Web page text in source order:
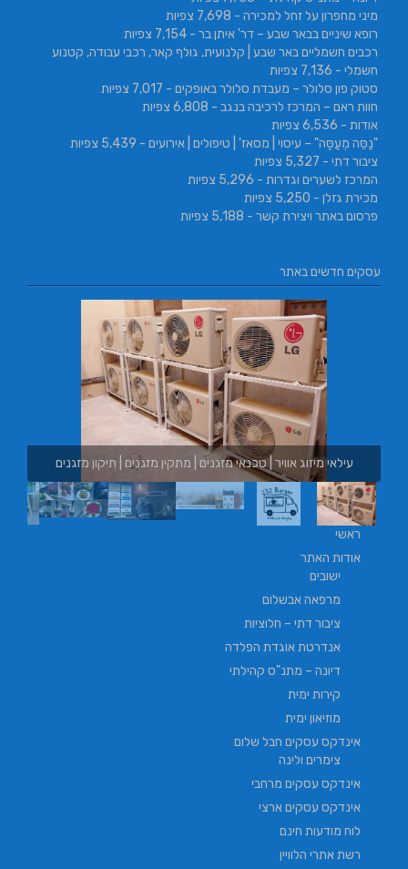
מיני מחפרון על זחל למכירה - 7,698 צפיות
רופא שיניים בבאר שבע – דר' איתן בר - 7,154 צפיות
רכבים חשמליים באר שבע | קלנועית, גולף קאר, רכבי עבודה, קטנוע
חשמלי - 7,136 צפיות
סטוק פון סלולר – מעבדת סלולר באופקים - 7,017 צפיות
חוות ראם – המרכז לרכיבה בנגב - 6,808 צפיות
אודות - 6,536 צפיות
"נַסֵּה מְעַסֶּה" – עיסוי | מסאז' | טיפולים | אירועים - 5,439 צפיות
ציבור דתי - 5,327 צפיות
המרכז לשערים וגדרות - 5,296 צפיות
מכירת גזלן - 5,250 צפיות
פרסום באתר ויצירת קשר - 5,188 צפיות
עסקים חדשים באתר
מזגנים | תיקון מזגנים בורגר באשכול | בורגר 232 | Burger 232 | בורגר בר
ראשי
אודות האתר
ישובים
מרפאה אבשלום
ציבור דתי – חלוציות
אנדרטת אוגדת הפלדה
דיונה – מתנ"ס קהילתי
קירות ימית
מוזיאון ימית
אינדקס עסקים חבל שלום
צימרים ולינה
אינדקס עסקים מרחבי
אינדקס עסקים ארצי
לוח מודעות חינם
רשת אתרי הלוויין